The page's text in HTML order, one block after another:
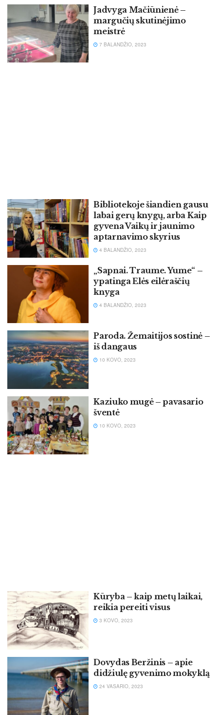
Jadvyga Mačiūnienė –
margučių skutinėjimo
meistrė
7 BALANDŽIO, 2023
Bibliotekoje šiandien gausu
labai gerų knygų, arba Kaip
gyvena Vaikų ir jaunimo
aptarnavimo skyrius
4 BALANDŽIO, 2023
„Sapnai. Traume. Yume“ –
ypatinga Elės eilėraščių
knyga
4 BALANDŽIO, 2023
Paroda. Žemaitijos sostinė –
iš dangaus
10 KOVO, 2023
Kaziuko mugė – pavasario
šventė
10 KOVO, 2023
Kū­ry­ba – kaip me­tų lai­kai,
rei­kia pe­rei­ti vi­sus
3 KOVO, 2023
Dovydas Beržinis – apie
didžiulę gyvenimo mokyklą
24 VASARIO, 2023